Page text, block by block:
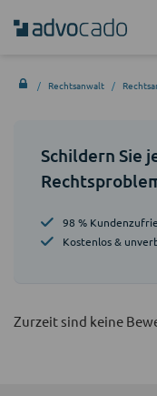
Rechtsanwalt
Schildern Sie
98 %
Kostenlos &
Zurzeit sind keine